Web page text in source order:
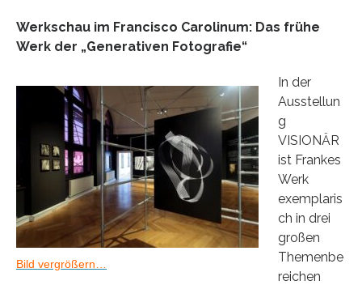
Werkschau im Francisco Carolinum: Das frühe
Werk der „Generativen Fotografie“
Bild vergrößern…
In der
Ausstellun
g
VISIONÄR
ist Frankes
Werk
exemplaris
ch in drei
großen
Themenbe
reichen